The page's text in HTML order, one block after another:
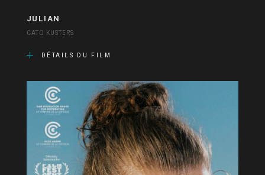
JULIAN
CATO KUSTERS
DÉTAILS DU FILM